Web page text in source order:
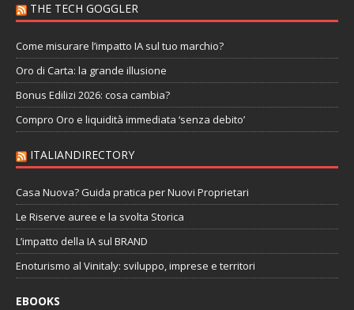
THE TECH GOGGLER
Come misurare l’impatto IA sul tuo marchio?
Oro di Carta: la grande illusione
Bonus Edilizi 2026: cosa cambia?
Compro Oro e liquidità immediata ‘senza debito’
ITALIANDIRECTORY
Casa Nuova? Guida pratica per Nuovi Proprietari
Le Riserve auree e la svolta Storica
L’impatto della IA sul BRAND
Enoturismo al Vinitaly: sviluppo, imprese e territori
EBOOKS